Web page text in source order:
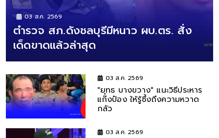
03 ส.ค. 2569
ตำรวจ สภ.ดังชลบุรีมีหนาว ผบ.ตร. สั่ง
เด็ดขาดแล้วล่าสุด
03 ส.ค. 2569
"ยุทธ บางขวาง" แนะวิธีประหาร
แก๊งป๋อง ให้รู้ซึ้งถึงความหวาด
กลัว
03 ส.ค. 2569